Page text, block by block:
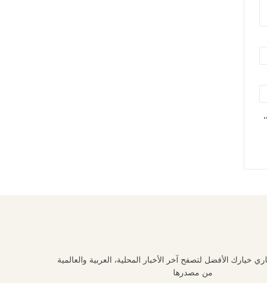
خيارك الأفضل لتصفح آخر الأخبار المحلية، العربية والعالمية
من مصدرها